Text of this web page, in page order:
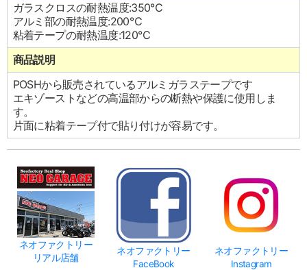
ガラスクロスの耐熱温度:350℃
アルミ部の耐熱温度:200℃
粘着テープの耐熱温度:120℃
商品説明
POSHから販売されているアルミガラステープです
エキゾーストなどの高温部からの断熱や保護に使用しま
す。
片面に粘着テープ付で貼り付けが容易です。
ネオファクトリー
リアル店舗
ネオファクトリー
FaceBook
ネオファクトリー
Instagram